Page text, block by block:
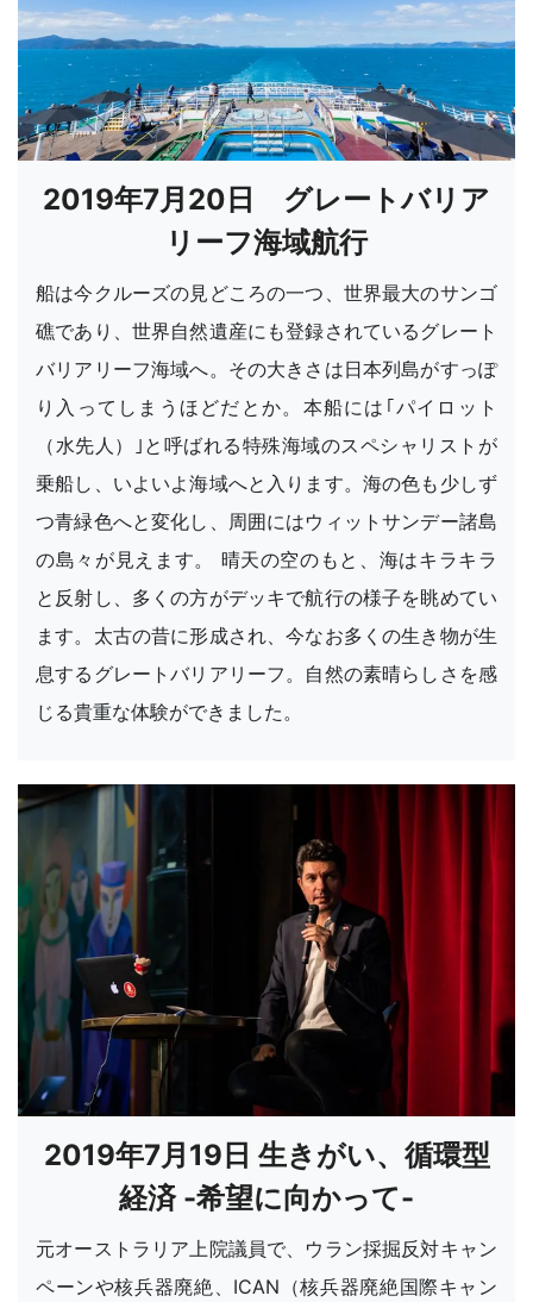
2019年7月20日 グレートバリア
リーフ海域航行
船は今クルーズの見どころの一つ、世界最大のサンゴ
礁であり、世界自然遺産にも登録されているグレート
バリアリーフ海域へ。その大きさは日本列島がすっぽ
り入ってしまうほどだとか。本船には｢パイロット
（水先人）｣と呼ばれる特殊海域のスペシャリストが
乗船し、いよいよ海域へと入ります。海の色も少しず
つ青緑色へと変化し、周囲にはウィットサンデー諸島
の島々が見えます。 晴天の空のもと、海はキラキラ
と反射し、多くの方がデッキで航行の様子を眺めてい
ます。太古の昔に形成され、今なお多くの生き物が生
息するグレートバリアリーフ。自然の素晴らしさを感
じる貴重な体験ができました。
2019年7月19日 生きがい、循環型
経済 -希望に向かって-
元オーストラリア上院議員で、ウラン採掘反対キャン
ペーンや核兵器廃絶、ICAN（核兵器廃絶国際キャン